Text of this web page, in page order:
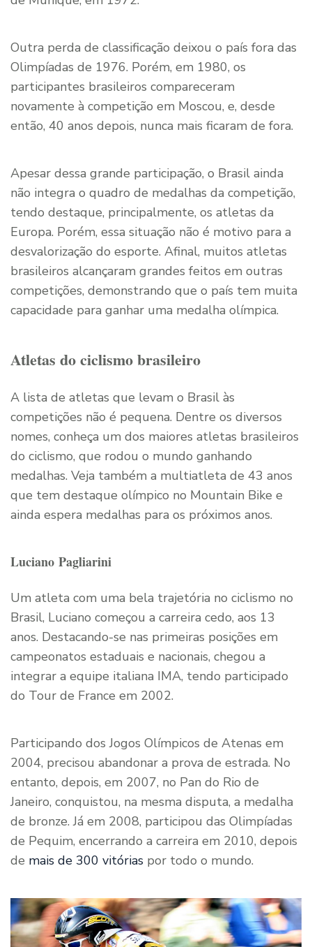
Outra perda de classificação deixou o país fora das
Olimpíadas de 1976. Porém, em 1980, os
participantes brasileiros compareceram
novamente à competição em Moscou, e, desde
então, 40 anos depois, nunca mais ficaram de fora.
Apesar dessa grande participação, o Brasil ainda
não integra o quadro de medalhas da competição,
tendo destaque, principalmente, os atletas da
Europa. Porém, essa situação não é motivo para a
desvalorização do esporte. Afinal, muitos atletas
brasileiros alcançaram grandes feitos em outras
competições, demonstrando que o país tem muita
capacidade para ganhar uma medalha olímpica.
Atletas do ciclismo brasileiro
A lista de atletas que levam o Brasil às
competições não é pequena. Dentre os diversos
nomes, conheça um dos maiores atletas brasileiros
do ciclismo, que rodou o mundo ganhando
medalhas. Veja também a multiatleta de 43 anos
que tem destaque olímpico no Mountain Bike e
ainda espera medalhas para os próximos anos.
Luciano Pagliarini
Um atleta com uma bela trajetória no ciclismo no
Brasil, Luciano começou a carreira cedo, aos 13
anos. Destacando-se nas primeiras posições em
campeonatos estaduais e nacionais, chegou a
integrar a equipe italiana IMA, tendo participado
do Tour de France em 2002.
Participando dos Jogos Olímpicos de Atenas em
2004, precisou abandonar a prova de estrada. No
entanto, depois, em 2007, no Pan do Rio de
Janeiro, conquistou, na mesma disputa, a medalha
de bronze. Já em 2008, participou das Olimpíadas
de Pequim, encerrando a carreira em 2010, depois
de mais de 300 vitórias por todo o mundo.